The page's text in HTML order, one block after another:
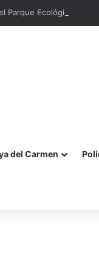
Parque Ecológico
del Carmen